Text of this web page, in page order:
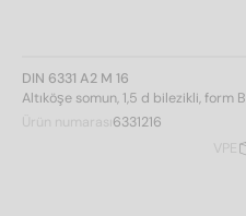
DIN 6331 A2 M 16
Altıköşe somun, 1,5 d bilezikli, form B
Ürün numarası 6331216
VPE